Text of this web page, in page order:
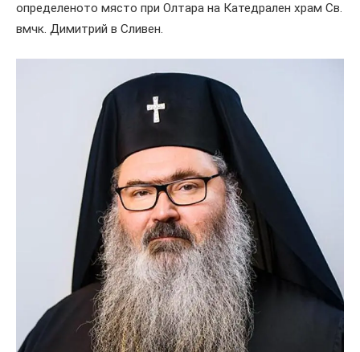
определеното място при Олтара на Катедрален храм Св.
вмчк. Димитрий в Сливен.